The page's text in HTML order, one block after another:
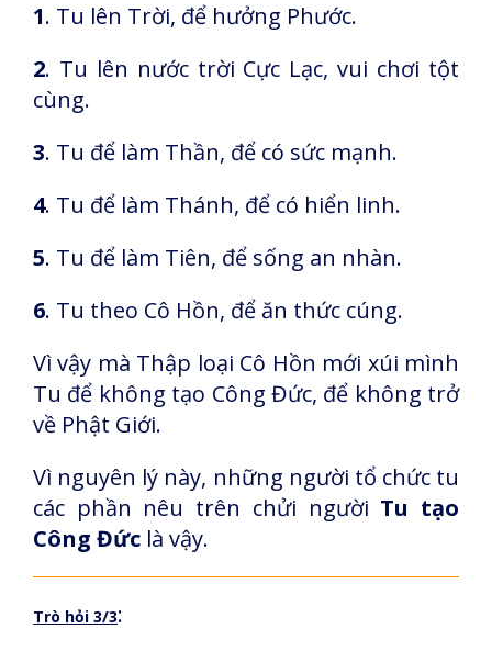
1. Tu lên Trời, để hưởng Phước.
2. Tu lên nước trời Cực Lạc, vui chơi tột
cùng.
3. Tu để làm Thần, để có sức mạnh.
4. Tu để làm Thánh, để có hiển linh.
5. Tu để làm Tiên, để sống an nhàn.
6. Tu theo Cô Hồn, để ăn thức cúng.
Vì vậy mà Thập loại Cô Hồn mới xúi mình
Tu để không tạo Công Đức, để không trở
về Phật Giới.
Vì nguyên lý này, những người tổ chức tu
các phần nêu trên chửi người Tu tạo
Công Đức là vậy.
Trò hỏi 3/3: